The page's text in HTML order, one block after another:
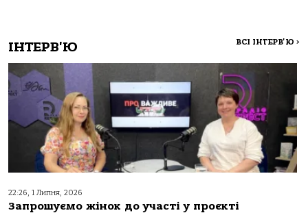
ІНТЕРВ'Ю ВСІ ІНТЕРВ'Ю >
22:26, 1 Липня, 2026
Запрошуємо жінок до участі у проєкті